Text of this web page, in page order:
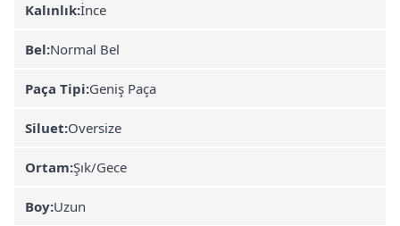
Kalınlık:İnce
Bel:Normal Bel
Paça Tipi:Geniş Paça
Siluet:Oversize
Ortam:Şık/Gece
Boy:Uzun